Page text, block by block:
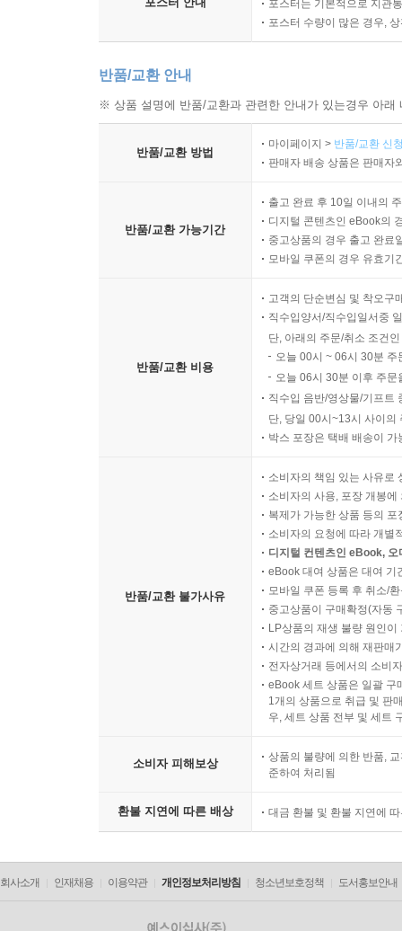
포스터는 기본적으로 지관
포스터 수량이 많은 경우,
반품/교환 안내
※ 상품 설명에 반품/교환과 관련한 안내가 있는경우 아
반품/교환 방법
마이페이지 > 반품/교환 신
판매자 배송 상품은 판매자
반품/교환 가능기간
출고 완료 후 10일 이내의
디지털 콘텐츠인 eBook의
중고상품의 경우 출고 완료
모바일 쿠폰의 경우 유효기
반품/교환 비용
고객의 단순변심 및 착오구
직수입양서/직수입일서중
단, 아래의 주문/취소 조건
오늘 00시 ~ 06시 30분
오늘 06시 30분 이후 주
직수입 음반/영상물/기프트
단, 당일 00시~13시 사이의
박스 포장은 택배 배송이
반품/교환 불가사유
소비자의 책임 있는 사유로
소비자의 사용, 포장 개봉
복제가 가능한 상품 등의
소비자의 요청에 따라 개별
디지털 컨텐츠인 eBook,
eBook 대여 상품은 대여 기
모바일 쿠폰 등록 후 취소/
중고상품이 구매확정(자동
LP상품의 재생 불량 원인
시간의 경과에 의해 재판매
전자상거래 등에서의 소비
eBook 세트 상품은 일괄 구
1개의 상품으로 취급 및 판
우, 세트 상품 전부 및 세트
소비자 피해보상
상품의 불량에 의한 반품,
준하여 처리됨
환불 지연에 따른 배상 대금 환불 및 환불 지연에
회사소개 인재채용 이용약관 개인정보처리방침 청소년보호정책 도서홍보안내